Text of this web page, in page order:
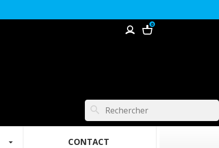
0
search
‎ ‎ ‎ ‎‎ ‎ ‎ ‎ ‎ ‎ ‎ ‎ ‎ ‎ ‎ ‎ ‎ ‎ CONTACT‎ ‎ ‎ ‎ ‎ ‎ ‎ ‎ ‎ ‎ ‎ ‎ ‎ ‎ ‎‎ ‎ ‎‎ ‎‎ ‎